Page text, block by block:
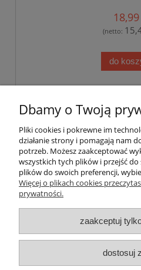
18,99
(netto:
do
« 1 ... 7 8 9
Gwarancja
O
Dbamy o Twoją
Pliki cookies i pokrewne im
działanie strony i pomagają nam
potrzeb. Możesz zaakceptować
wszystkich tych plików i przejść
plików do swoich preferencji,
Więcej o plikach cookies
prywatności.
zaakceptuj
dostosuj